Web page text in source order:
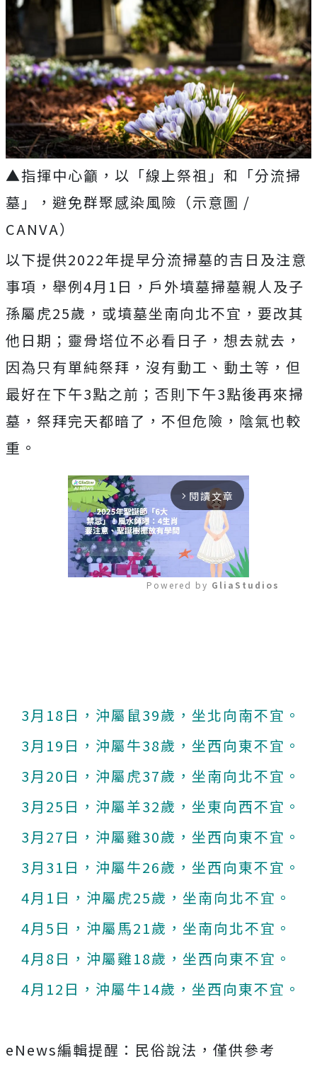
▲指揮中心籲，以「線上祭祖」和「分流掃
墓」，避免群聚感染風險（示意圖 /
CANVA）
以下提供2022年提早分流掃墓的吉日及注意
事項，舉例4月1日，戶外墳墓掃墓親人及子
孫屬虎25歲，或墳墓坐南向北不宜，要改其
他日期；靈骨塔位不必看日子，想去就去，
因為只有單純祭拜，沒有動工、動土等，但
最好在下午3點之前；否則下午3點後再來掃
墓，祭拜完天都暗了，不但危險，陰氣也較
重。
arrow_forward_ios 閱讀文章
Powered by GliaStudios
3月18日，沖屬鼠39歲，坐北向南不宜。
3月19日，沖屬牛38歲，坐西向東不宜。
3月20日，沖屬虎37歲，坐南向北不宜。
3月25日，沖屬羊32歲，坐東向西不宜。
3月27日，沖屬雞30歲，坐西向東不宜。
3月31日，沖屬牛26歲，坐西向東不宜。
4月1日，沖屬虎25歲，坐南向北不宜。
4月5日，沖屬馬21歲，坐南向北不宜。
4月8日，沖屬雞18歲，坐西向東不宜。
4月12日，沖屬牛14歲，坐西向東不宜。
eNews編輯提醒：民俗說法，僅供參考